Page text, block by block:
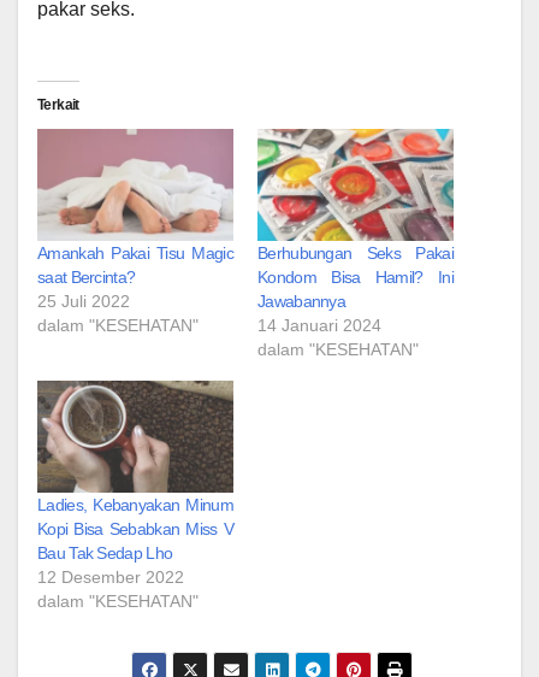
pakar seks.
Terkait
Amankah Pakai Tisu Magic
saat Bercinta?
25 Juli 2022
dalam "KESEHATAN"
Berhubungan Seks Pakai
Kondom Bisa Hamil? Ini
Jawabannya
14 Januari 2024
dalam "KESEHATAN"
Ladies, Kebanyakan Minum
Kopi Bisa Sebabkan Miss V
Bau Tak Sedap Lho
12 Desember 2022
dalam "KESEHATAN"